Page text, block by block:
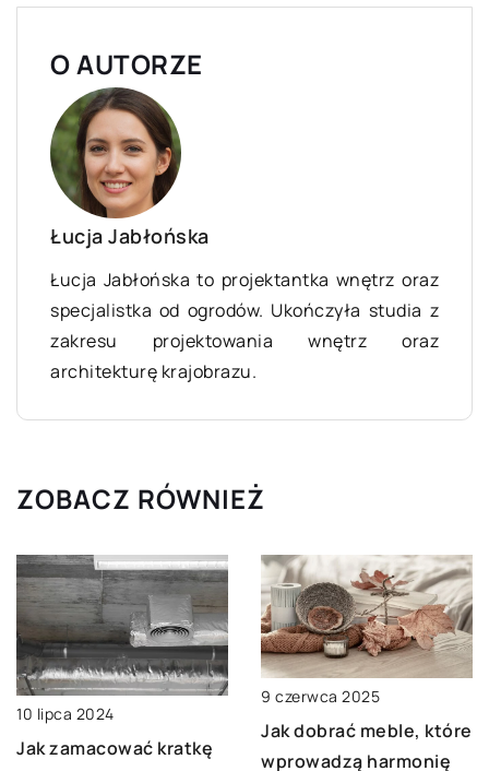
O AUTORZE
Łucja Jabłońska
Łucja Jabłońska to projektantka wnętrz oraz
specjalistka od ogrodów. Ukończyła studia z
zakresu projektowania wnętrz oraz
architekturę krajobrazu.
ZOBACZ RÓWNIEŻ
10 lipca 2024
Jak zamacować kratkę
9 czerwca 2025
Jak dobrać meble, które
wprowadzą harmonię